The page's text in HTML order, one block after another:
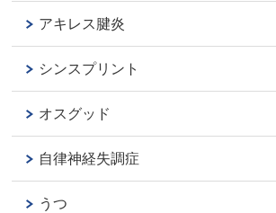
アキレス腱炎
シンスプリント
オスグッド
自律神経失調症
うつ